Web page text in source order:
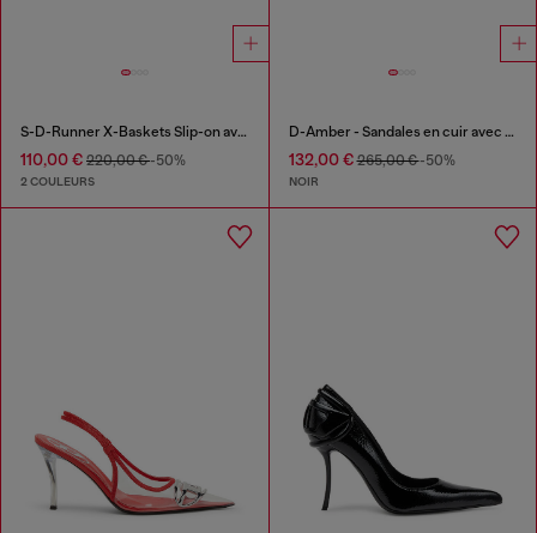
S-D-Runner X-Baskets Slip-on avec cou-de-pied Oval D mat
110,00 € 220,00 €-50%
2 COULEURS
D-Amber - Sandales en cuir avec logo métallique
132,00 €265,00 €-50%
NOIR